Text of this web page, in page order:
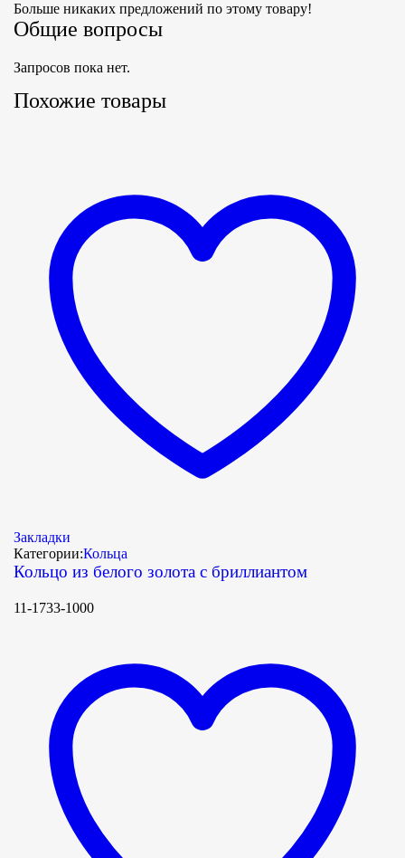
Больше никаких предложений по этому товару!
Общие вопросы
Запросов пока нет.
Похожие товары
Закладки
Категории:Кольца
Кольцо из белого золота с бриллиантом
11-1733-1000